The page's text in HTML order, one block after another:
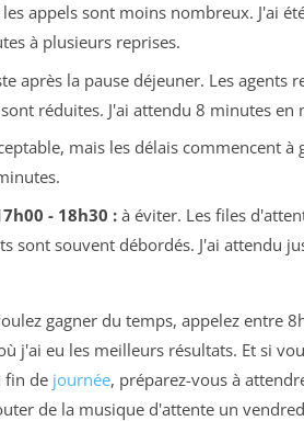
appels sont moins nombreux. J'ai
à plusieurs reprises.
après la pause déjeuner. Les agents
réduites. J'ai attendu 8 minutes en
mais les délais commencent à
- 18h30 :à éviter. Les files
sont souvent débordés. J'ai attendu
gagner du temps, appelez entre
j'ai eu les meilleurs résultats. Et si
fin de journée, préparez-vous à
de la musique d'attente un